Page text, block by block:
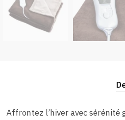
Affrontez l’hiver avec sérénité